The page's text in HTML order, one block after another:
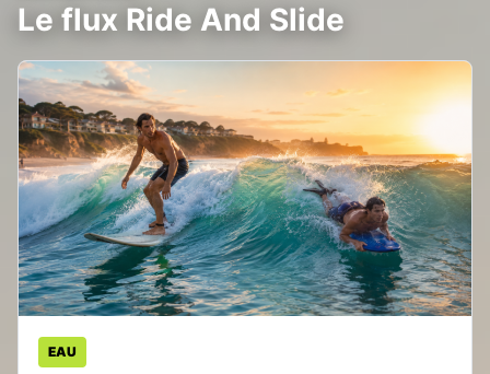
Le flux Ride And Slide
EAU